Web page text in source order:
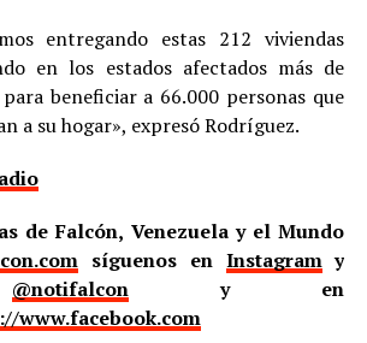
entregando estas 212 viviendas
en los estados afectados más de
beneficiar a 66.000 personas que
a su hogar», expresó Rodríguez.
de Falcón, Venezuela y el Mundo
síguenos en Instagramy
@notifalcony en
www.facebook.com